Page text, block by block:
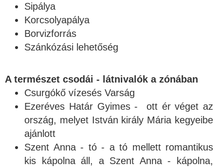
Sipálya
Korcsolyapálya
Borvizforrás
Szánkózási lehetőség
A természet csodái - látnivalók a zónában
Csurgókő vízesés Varság
Ezeréves Határ Gyimes - ott ér véget az
ország, melyet István király Mária kegyeibe
ajánlott
Szent Anna - tó - a tó mellett romantikus
kis kápolna áll, a Szent Anna - kápolna,